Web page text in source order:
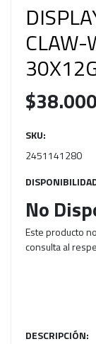
CLAW-
$38.000
SKU:
2451141280
No
Este producto
consulta al
DESCRIPCIÓN: